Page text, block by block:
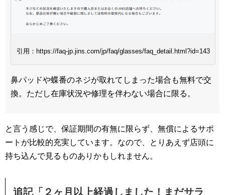
引用：https://faq-jp.jins.com/jp/faq/glasses/faq_detail.html?id=143
鼻パッドや蝶番のネジが取れてしまった場合も無料で交
換。ただし在庫状況や修理を伴わない場合に限る。
と言う感じで、保証期間の有無に限らず、無償によるサポ
ートが比較的充実しています。なので、とりあえず店頭に
持ち込んで見るものありかもしれません。
追記「２ヶ月以上経過しました！まだサラ